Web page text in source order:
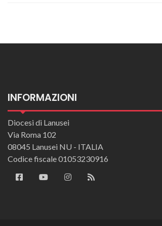
INFORMAZIONI
Diocesi di Lanusei
Via Roma 102
08045 Lanusei NU - ITALIA
Codice fiscale 01053230916